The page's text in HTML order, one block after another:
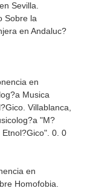
Sevilla.
Sobre la
en Andaluc?
en
Musica
Villablanca,
"M?
0. 0
en
Homofobia.